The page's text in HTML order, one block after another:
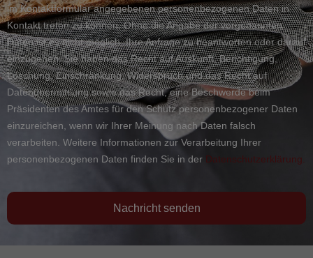
im Kontaktformular angegebenen personenbezogenen Daten in
Kontakt treten zu können. Ohne die Angabe der vorgenannten
Daten ist es nicht möglich, Ihre Anfrage zu beantworten oder darauf
einzugehen. Sie haben das Recht auf Auskunft, Berichtigung,
Löschung, Einschränkung, Widerspruch und das Recht auf
Datenübermittlung sowie das Recht, eine Beschwerde beim
Präsidenten des Amtes für den Schutz personenbezogener Daten
einzureichen, wenn wir Ihrer Meinung nach Daten falsch
verarbeiten. Weitere Informationen zur Verarbeitung Ihrer
personenbezogenen Daten finden Sie in der Datenschutzerklärung.
Nachricht senden